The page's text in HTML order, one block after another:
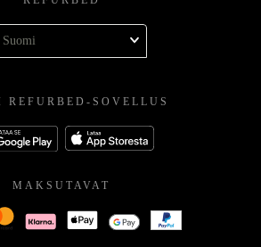
Suomi
REFURBED-SOVELLUS
MAKSUTAVAT